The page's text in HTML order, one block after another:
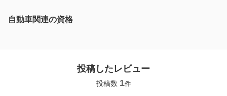
自動車関連の資格
投稿したレビュー
投稿数 1件